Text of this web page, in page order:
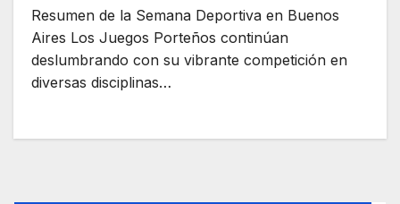
Resumen de la Semana Deportiva en Buenos
Aires Los Juegos Porteños continúan
deslumbrando con su vibrante competición en
diversas disciplinas…